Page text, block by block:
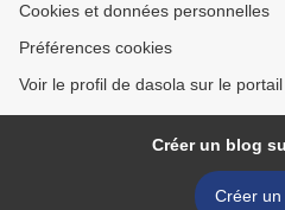
Cookies et données personnelles
Préférences cookies
Voir le profil de dasola sur le
Créer un blog
Créer un